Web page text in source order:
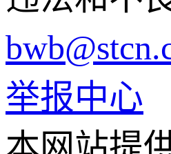
举报中心